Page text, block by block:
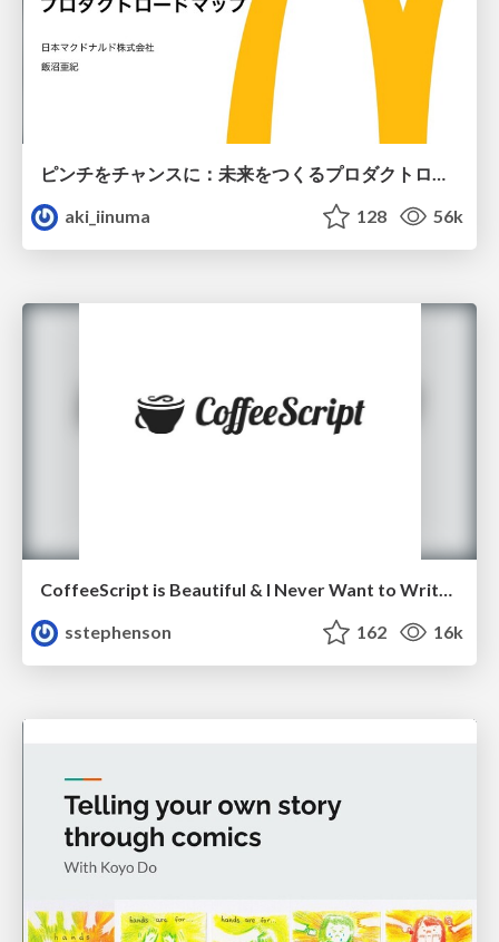
ピンチをチャンスに：未来をつくるプロダクトロードマップ #pmconf2020
aki_iinuma
128 56k
sstephenson
162 16k